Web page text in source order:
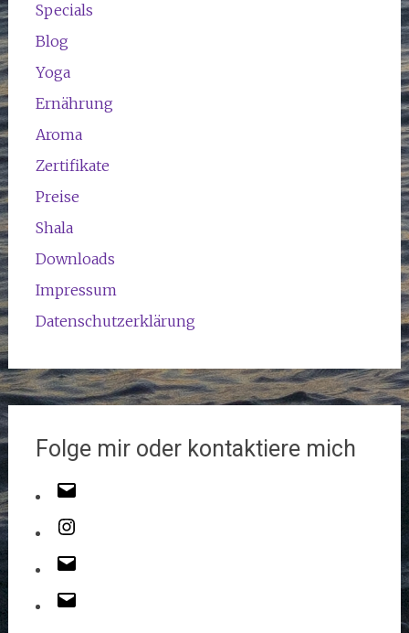
Specials
Blog
Yoga
Ernährung
Aroma
Zertifikate
Preise
Shala
Downloads
Impressum
Datenschutzerklärung
Folge mir oder kontaktiere mich